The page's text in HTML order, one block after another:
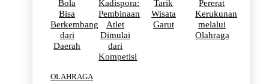
Bola
Bisa
Berkembang
dari
Daerah
Kadispora:
Pembinaan
Atlet
Dimulai
dari
Kompetisi
Tarik
Wisata
Garut
Pererat
Kerukunan
melalui
Olahraga
OLAHRAGA